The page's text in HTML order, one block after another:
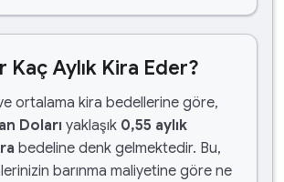
Kaç Aylık Kira Eder?
ortalama kira bedellerine göre,
Doları yaklaşık 0,55 aylık
bedeline denk gelmektedir. Bu,
barınma maliyetine göre ne